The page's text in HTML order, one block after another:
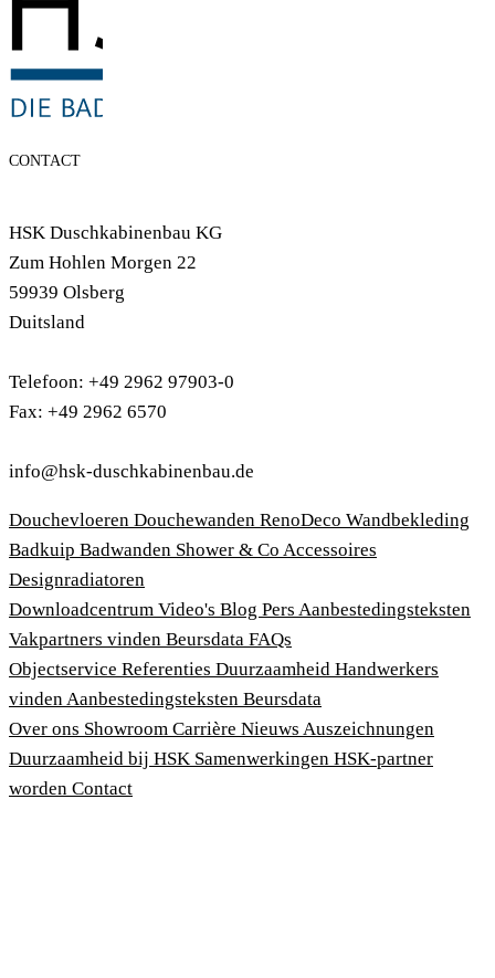
CONTACT
HSK Duschkabinenbau KG
Zum Hohlen Morgen 22
59939 Olsberg
Duitsland
Telefoon: +49 2962 97903-0
Fax: +49 2962 6570
info@hsk-duschkabinenbau.de
Douchevloeren Douchewanden RenoDeco Wandbekleding
Badkuip Badwanden Shower & Co Accessoires
Designradiatoren
Downloadcentrum Video's Blog Pers Aanbestedingsteksten
Vakpartners vinden Beursdata FAQs
Objectservice Referenties Duurzaamheid Handwerkers
vindenAanbestedingsteksten Beursdata
Over ons Showroom Carrière Nieuws Auszeichnungen
Duurzaamheid bij HSK Samenwerkingen HSK-partner
worden Contact